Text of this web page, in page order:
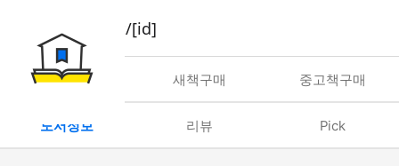
book/rent/[id]
대여 새책구매 중고책구매
도서정보 리뷰 Pick